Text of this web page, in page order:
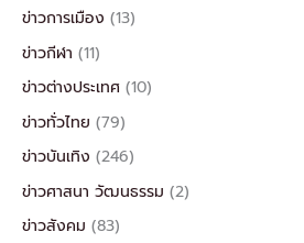
ข่าวการเมือง (13)
ข่าวกีฬา (11)
ข่าวต่างประเทศ (10)
ข่าวทั่วไทย (79)
ข่าวบันเทิง (246)
ข่าวศาสนา วัฒนธรรม (2)
ข่าวสังคม (83)